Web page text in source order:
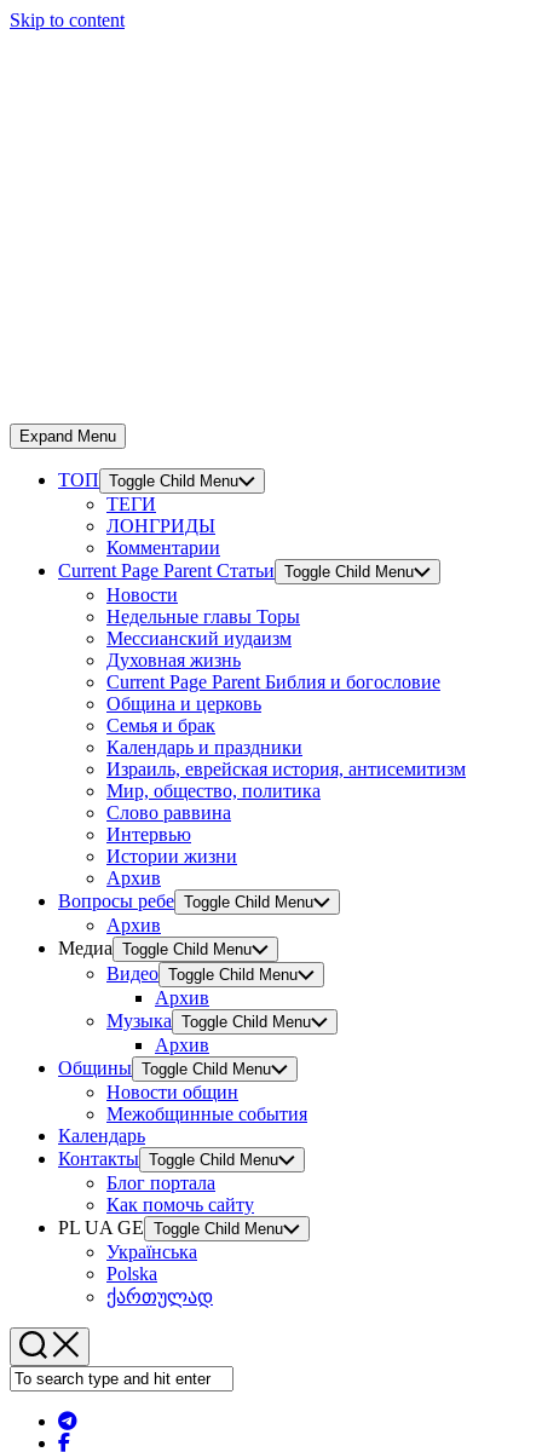
Skip to content
Expand Menu
ТОП Toggle Child Menu
ТЕГИ
ЛОНГРИДЫ
Комментарии
Current Page Parent Статьи Toggle Child Menu
Новости
Недельные главы Торы
Мессианский иудаизм
Духовная жизнь
Current Page Parent Библия и богословие
Община и церковь
Семья и брак
Календарь и праздники
Израиль, еврейская история, антисемитизм
Мир, общество, политика
Слово раввина
Интервью
Истории жизни
Архив
Вопросы ребе Toggle Child Menu
Архив
Медиа Toggle Child Menu
Видео Toggle Child Menu
Архив
Музыка Toggle Child Menu
Архив
Общины Toggle Child Menu
Новости общин
Межобщинные события
Календарь
Контакты Toggle Child Menu
Блог портала
Как помочь сайту
PL UA GE Toggle Child Menu
Українська
Polska
ქართულად